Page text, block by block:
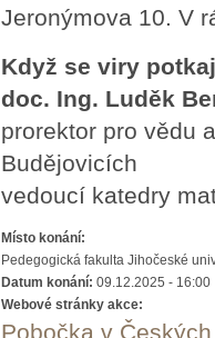
Jeronýmova 10. V
Když se viry
doc. Ing. Luděk
prorektor pro vědu
Budějovicích
vedoucí katedry
Místo konání:
Pedegogická fakulta Jihočeské
Datum konání: 09.12.2025 - 16:00
Webové stránky akce:
Pobočka v